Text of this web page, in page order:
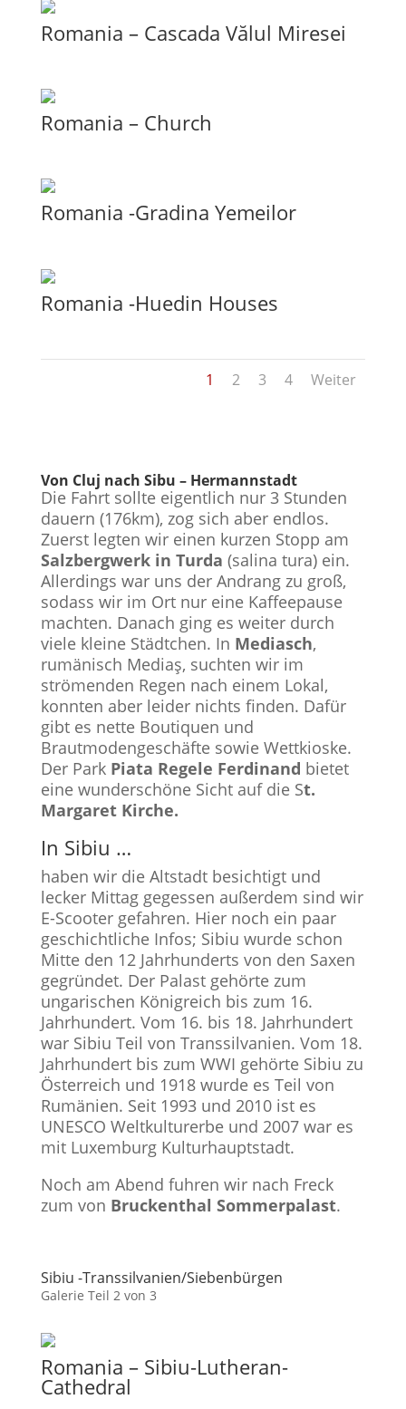
Romania – Cascada Vălul Miresei
Romania – Church
Romania -Gradina Yemeilor
Romania -Huedin Houses
1 2 3 4 Weiter
Von Cluj nach Sibu – Hermannstadt
Die Fahrt sollte eigentlich nur 3 Stunden
dauern (176km), zog sich aber endlos.
Zuerst legten wir einen kurzen Stopp am
Salzbergwerk in Turda (salina tura) ein.
Allerdings war uns der Andrang zu groß,
sodass wir im Ort nur eine Kaffeepause
machten. Danach ging es weiter durch
viele kleine Städtchen. In Mediasch,
rumänisch Mediaş, suchten wir im
strömenden Regen nach einem Lokal,
konnten aber leider nichts finden. Dafür
gibt es nette Boutiquen und
Brautmodengeschäfte sowie Wettkioske.
Der Park Piata Regele Ferdinand bietet
eine wunderschöne Sicht auf die St.
Margaret Kirche.
In Sibiu …
haben wir die Altstadt besichtigt und
lecker Mittag gegessen außerdem sind wir
E-Scooter gefahren. Hier noch ein paar
geschichtliche Infos; Sibiu wurde schon
Mitte den 12 Jahrhunderts von den Saxen
gegründet. Der Palast gehörte zum
ungarischen Königreich bis zum 16.
Jahrhundert. Vom 16. bis 18. Jahrhundert
war Sibiu Teil von Transsilvanien. Vom 18.
Jahrhundert bis zum WWI gehörte Sibiu zu
Österreich und 1918 wurde es Teil von
Rumänien. Seit 1993 und 2010 ist es
UNESCO Weltkulturerbe und 2007 war es
mit Luxemburg Kulturhauptstadt.
Noch am Abend fuhren wir nach Freck
zum von Bruckenthal Sommerpalast.
Sibiu -Transsilvanien/Siebenbürgen
Galerie Teil 2 von 3
Romania – Sibiu-Lutheran-
Cathedral